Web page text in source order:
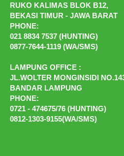
RUKO KALIMAS BLOK B12,
BEKASI TIMUR - JAWA BARAT
PHONE:
021 8834 7537 (HUNTING)
0877-7644-1119 (WA/SMS)
LAMPUNG OFFICE :
JL.WOLTER MONGINSIDI
BANDAR LAMPUNG
PHONE:
0721 - 474675/76 (HUNTING)
0812-1303-9155(WA/SMS)